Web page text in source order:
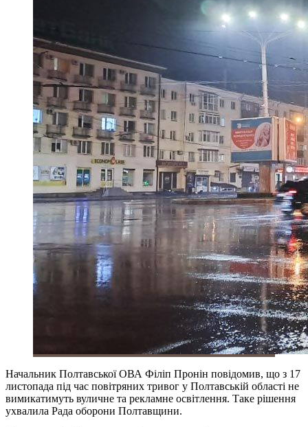
Начальник Полтавської ОВА Філіп Пронін повідомив, що з 17
листопада під час повітряних тривог у Полтавській області не
вимикатимуть вуличне та рекламне освітлення. Таке рішення
ухвалила Рада оборони Полтавщини.